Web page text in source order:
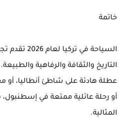
خاتمة
السياحة في
التاريخ والثقافة والرفاهية
عطلة هادئة على شاطئ أنطاليا، أو
أو رحلة عائلية ممتعة في إسطنبول،
المثالية.